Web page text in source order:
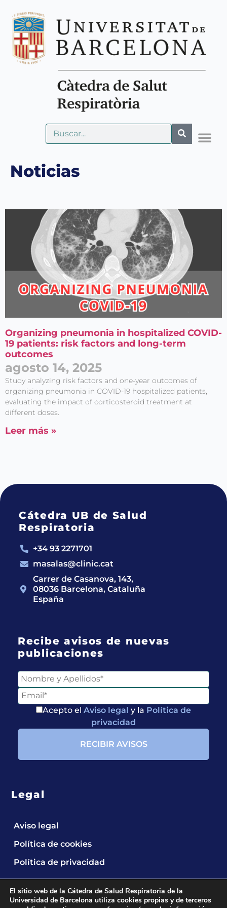
Noticias
Organizing pneumonia in hospitalized COVID-
19 patients: risk factors and long-term
outcomes
agosto 14, 2025
Study analyzing risk factors and one-year outcomes of
organizing pneumonia in COVID-19 hospitalized patients,
evaluating the impact of corticosteroid treatment at
different doses.
Leer más »
Cátedra UB de Salud
Respiratoria
+34 93 2271701
masalas@clinic.cat
Carrer de Casanova, 143,
08036 Barcelona, Cataluña
España
Recibe avisos de nuevas
publicaciones
Acepto el Aviso legal y la Política de
privacidad
Legal
Aviso legal
Política de cookies
Política de privacidad
El sitio web de la Cátedra de Salud Respiratoria de la
Universidad de Barcelona utiliza cookies propias y de terceros